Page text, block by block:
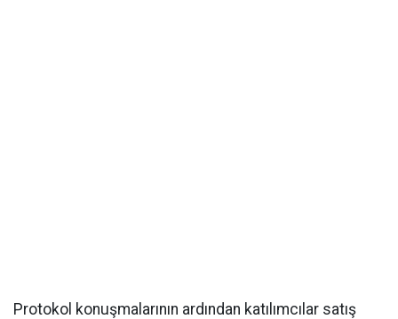
Protokol konuşmalarının ardından katılımcılar satış